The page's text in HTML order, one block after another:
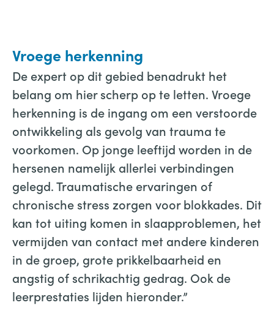
Vroege herkenning
De expert op dit gebied benadrukt het
belang om hier scherp op te letten. Vroege
herkenning is de ingang om een verstoorde
ontwikkeling als gevolg van trauma te
voorkomen. Op jonge leeftijd worden in de
hersenen namelijk allerlei verbindingen
gelegd. Traumatische ervaringen of
chronische stress zorgen voor blokkades. Dit
kan tot uiting komen in slaapproblemen, het
vermijden van contact met andere kinderen
in de groep, grote prikkelbaarheid en
angstig of schrikachtig gedrag. Ook de
leerprestaties lijden hieronder.”